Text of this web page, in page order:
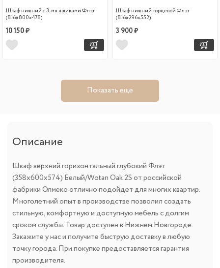
Шкаф нижний с 3-мя ящиками Флэт
(816х800х478)
10 150 ₽
Шкаф нижний торцевой Флэт
(816х296х552)
3 900 ₽
Показать еще
Описание
Шкаф верхний горизонтальный глубокий Флэт
(358х600х574) Белый/Wotan Oak 2S от российской
фабрики Олмеко отлично подойдет для многих квартир.
Многолетний опыт в производстве позволил создать
стильную, комфортную и доступную мебель с долгим
сроком службы. Товар доступен в Нижнем Новгороде.
Закажите у нас и получите быструю доставку в любую
точку города. При покупке предоставляется гарантия
производителя.